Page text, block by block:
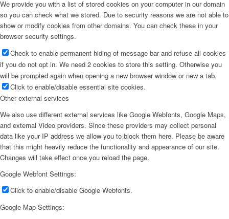
We provide you with a list of stored cookies on your computer in our domain
so you can check what we stored. Due to security reasons we are not able to
show or modify cookies from other domains. You can check these in your
browser security settings.
Check to enable permanent hiding of message bar and refuse all cookies
if you do not opt in. We need 2 cookies to store this setting. Otherwise you
will be prompted again when opening a new browser window or new a tab.
Click to enable/disable essential site cookies.
Other external services
We also use different external services like Google Webfonts, Google Maps,
and external Video providers. Since these providers may collect personal
data like your IP address we allow you to block them here. Please be aware
that this might heavily reduce the functionality and appearance of our site.
Changes will take effect once you reload the page.
Google Webfont Settings:
Click to enable/disable Google Webfonts.
Google Map Settings: